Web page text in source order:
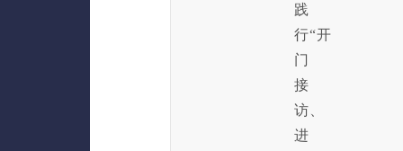
践
行“开
门
接
访、
进